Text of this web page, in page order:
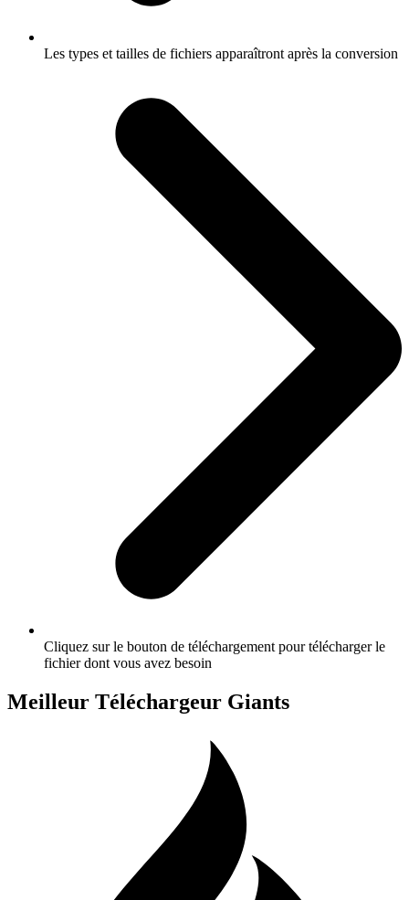
Les types et tailles de fichiers apparaîtront après la conversion
Cliquez sur le bouton de téléchargement pour télécharger le
fichier dont vous avez besoin
Meilleur Téléchargeur Giants